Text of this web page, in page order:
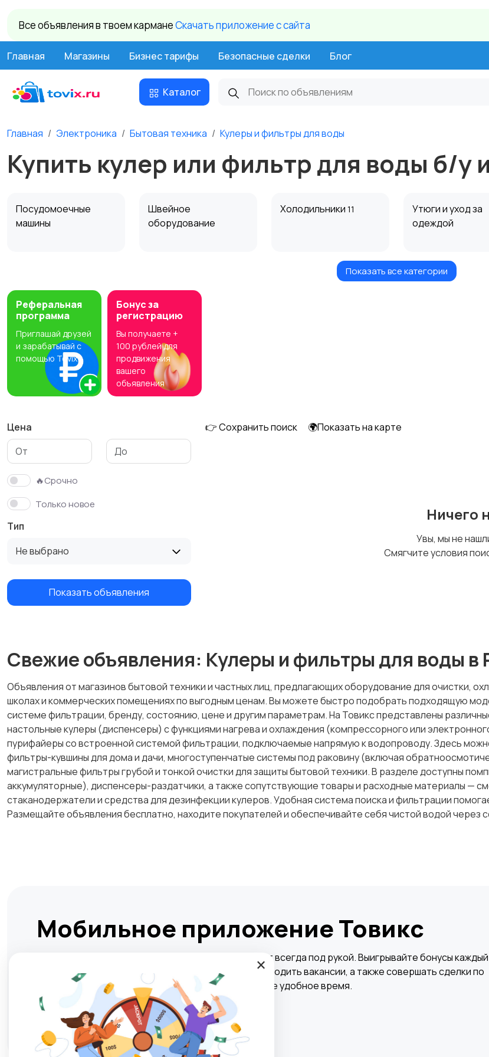
Все объявления в твоем карманеCкачать приложение c сайта
Главная Магазины Бизнес тарифы Безопасные сделки Блог
Каталог
Главная Электроника Бытовая техника Кулеры и фильтры для воды
Купить кулер или фильтр для воды б/у
Посудомоечные
машины
Швейное
оборудование
Холодильники 11
Утюги и уход за
одеждой
напитков
Плиты и духовые
Кулеры и
Вытяжки Весы
Показать все категории
Реферальная
программа
Приглашай друзей
и зарабатывай с
помощью Tovix
Бонус за
регистрацию
Вы получаете +
100 рублей для
продвижения
вашего
объявления
Цена
🔥Срочно
Только новое
Тип
Не выбрано
Показать объявления
👉 Сохранить поиск 🌍Показать на карте
Ничего
Увы, мы не
Смягчите условия
Свежие объявления: Кулеры и фильтры для воды в
Объявления от магазинов бытовой техники и частных лиц, предлагающих оборудование для очистки,
школах и коммерческих помещениях по выгодным ценам. Вы можете быстро подобрать подходящую
системе фильтрации, бренду, состоянию, цене и другим параметрам. На Товикс представлены
настольные кулеры (диспенсеры) с функциями нагрева и охлаждения (компрессорного или
пурифайеры со встроенной системой фильтрации, подключаемые напрямую к водопроводу. Здесь
фильтры-кувшины для дома и дачи, многоступенчатые системы под раковину (включая
магистральные фильтры грубой и тонкой очистки для защиты бытовой техники. В разделе доступны
аккумуляторные), диспенсеры-раздатчики, а также сопутствующие товары и расходные материалы —
стаканодержатели и средства для дезинфекции кулеров. Удобная система поиска и фильтрации
Размещайте объявления бесплатно, находите покупателей и обеспечивайте себя чистой водой через
Мобильное приложение Товикс
Установите мобильное приложение и Товикс будет всегда под рукой. Выигрывайте бонусы каждый
день! Мгновенно и безопасно подбирать жилье, находить вакансии, а также совершать сделки по
покупке или продаже любых товаров и услуг в любое удобное время.
Play Market RuStore
×